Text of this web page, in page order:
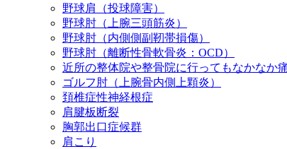
野球肩（投球障害）
野球肘（上腕三頭筋炎）
野球肘（内側側副靭帯損傷）
野球肘（離断性骨軟骨炎：OCD）
近所の整体院や整骨院に行ってもなかなか
ゴルフ肘（上腕骨内側上顆炎）
頚椎症性神経根症
肩腱板断裂
胸郭出口症候群
肩こり